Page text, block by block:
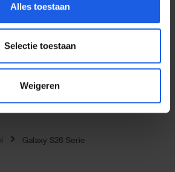
Alles toestaan
Selectie toestaan
Weigeren
de meest kwetsbare onderdelen
een reparatie kan kostbaar zijn. Met
Galaxy S26 Serie